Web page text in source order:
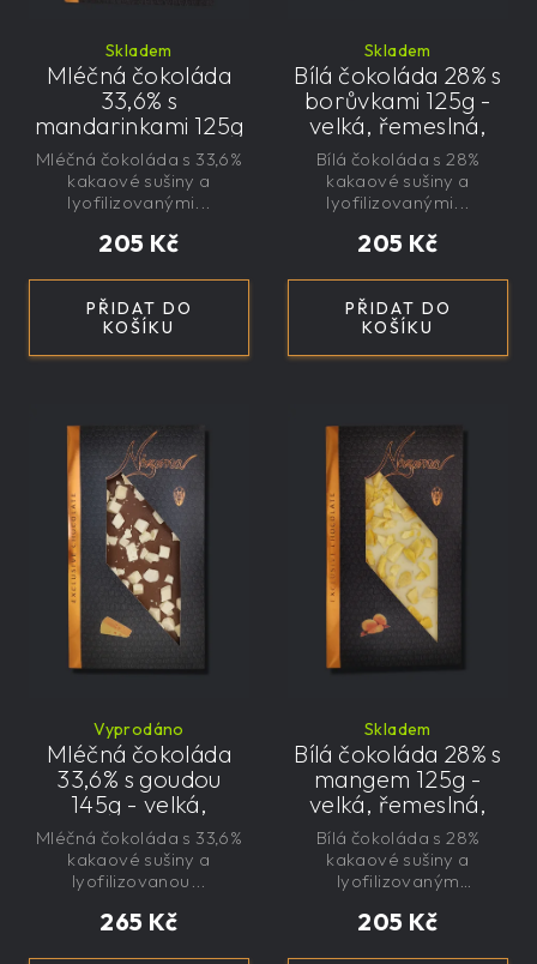
Skladem
Mléčná čokoláda
33,6% s
mandarinkami 125g
- velká, řemeslná,
exkluzivní, dárková
205 Kč
PŘIDAT DO
KOŠÍKU
Mléčná čokoláda s 33,6%
kakaové sušiny a
lyofilizovanými...
Skladem
Bílá čokoláda 28% s
borůvkami 125g -
velká, řemeslná,
exkluzivní, dárková
205 Kč
PŘIDAT DO
KOŠÍKU
Bílá čokoláda s 28%
kakaové sušiny a
lyofilizovanými...
Vyprodáno
Mléčná čokoláda
33,6% s goudou
145g - velká,
řemeslná,
exkluzivní, dárková
265 Kč
Mléčná čokoláda s 33,6%
kakaové sušiny a
lyofilizovanou...
Skladem
Bílá čokoláda 28% s
mangem 125g -
velká, řemeslná,
exkluzivní, dárková
205 Kč
Bílá čokoláda s 28%
kakaové sušiny a
lyofilizovaným